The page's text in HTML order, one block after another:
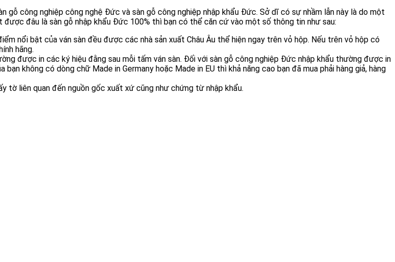
gỗ công nghiệp công nghệ Đức và sàn gỗ công nghiệp nhập khẩu Đức. Sở dĩ có sự nhầm lẫn này là do một
đâu là sàn gỗ nhập khẩu Đức 100% thì bạn có thể căn cứ vào một số thông tin như sau:
nổi bật của ván sàn đều được các nhà sản xuất Châu Âu thể hiện ngay trên vỏ hộp. Nếu trên vỏ hộp có
hãng.
được in các ký hiệu đằng sau mỗi tấm ván sàn. Đối với sàn gỗ công nghiệp Đức nhập khẩu thường được in
không có dòng chữ Made in Germany hoặc Made in EU thì khả năng cao bạn đã mua phải hàng giả, hàng
tờ liên quan đến nguồn gốc xuất xứ cũng như chứng từ nhập khẩu.